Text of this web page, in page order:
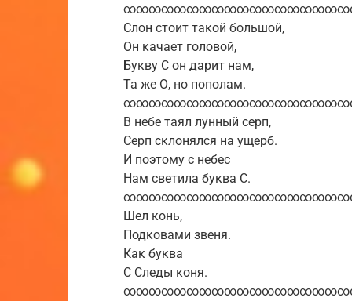
Слон стоит такой большой,
Он качает головой,
Букву С он дарит нам,
Та же О, но пополам.
В небе таял лунный серп,
Cерп склонялся на ущерб.
И поэтому с небес
Нам светила буква С.
Шел конь,
Подковами звеня.
Как буква
С Следы коня.